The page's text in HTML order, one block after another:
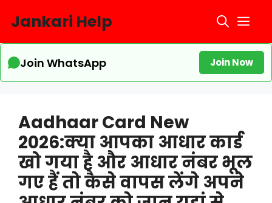
Jankari Help
Join WhatsApp Join Now
Aadhaar Card New
2026:क्या आपका आधार कार्ड
खो गया है और आधार नंबर भूल
गए हैं तो कैसे वापस लेंगे अपने